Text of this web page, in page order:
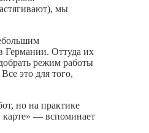
мы
Германии. Оттуда их
режим работы
это для того,
но на практике
карте» — вспоминает